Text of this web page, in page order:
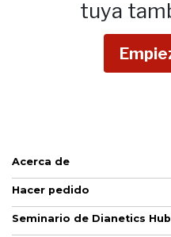
tuya
Acerca de
Hacer pedido
Seminario de Dianetics